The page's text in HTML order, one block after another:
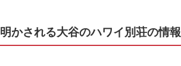
明かされる大谷のハワイ別荘の情報